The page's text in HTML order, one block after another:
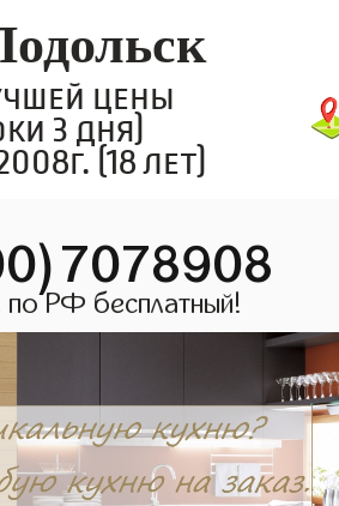
цены
3 дня)
(18 лет)
РФ бесплатный!